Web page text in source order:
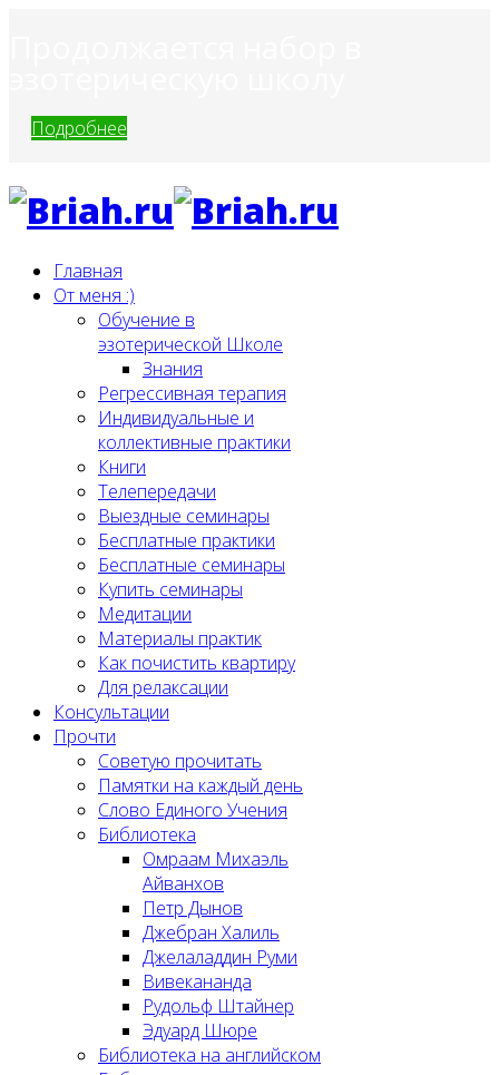
Подробнее
Главная
От меня :)
Обучение в
эзотерической Школе
Знания
Регрессивная терапия
Индивидуальные и
коллективные практики
Книги
Телепередачи
Выездные семинары
Бесплатные практики
Бесплатные семинары
Купить семинары
Медитации
Материалы практик
Как почистить квартиру
Для релаксации
Консультации
Прочти
Советую прочитать
Памятки на каждый день
Слово Единого Учения
Библиотека
Омраам Михаэль
Айванхов
Петр Дынов
Джебран Халиль
Джелаладдин Руми
Вивекананда
Рудольф Штайнер
Эдуард Шюре
Библиотека на английском